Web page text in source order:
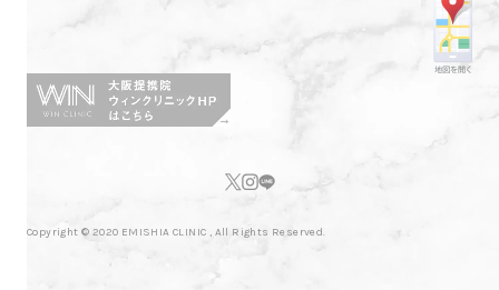
Copyright © 2020 EMISHIA CLINIC , All Rights Reserved.